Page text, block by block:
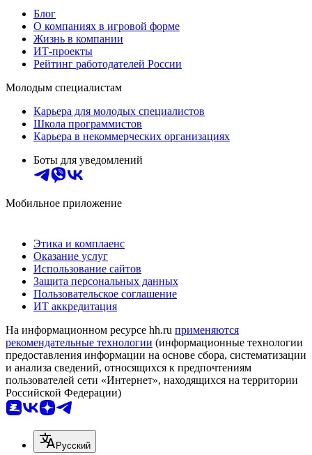
Блог
О компаниях в игровой форме
Жизнь в компании
ИТ-проекты
Рейтинг работодателей России
Молодым специалистам
Карьера для молодых специалистов
Школа программистов
Карьера в некоммерческих организациях
Боты для уведомлений
Мобильное приложение
Этика и комплаенс
Оказание услуг
Использование сайтов
Защита персональных данных
Пользовательское соглашение
ИТ аккредитация
На информационном ресурсе hh.ru применяются
рекомендательные технологии (информационные технологии
предоставления информации на основе сбора, систематизации
и анализа сведений, относящихся к предпочтениям
пользователей сети «Интернет», находящихся на территории
Российской Федерации)
Русский